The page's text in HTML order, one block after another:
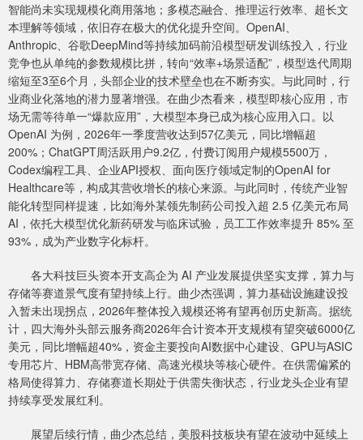
智能尚未实现规模化商用落地；多模态融合、推理运行效率、超长文
本理解等领域，依旧存在极大的优化提升空间。OpenAI、
Anthropic、谷歌DeepMind等持续加码前沿模型研发训练投入，行业
竞争也从单纯的参数规模比拼，转向“效率+场景适配”，模型迭代周期
缩短至3至6个月，头部企业的技术壁垒也在不断夯实。与此同时，行
业商业化落地的潜力显著增强。在曲少杰看来，模型即核心应用，市
场无需等待单一“爆款应用”，大模型本身已成为核心应用入口。以
OpenAI 为例，2026年一季度营收达到57亿美元，同比增幅超
200%；ChatGPT周活跃用户9.2亿，付费订阅用户规模5500万，
Codex编程工具、企业API授权、面向医疗领域定制的OpenAI for
Healthcare等，构成其营收增长的核心来源。与此同时，传统产业智
能化转型同样提速，比如海外某领先制药公司投入超 2.5 亿美元布局
AI，依托大模型优化新药研发与临床试验，员工工作效率提升 85% 至
93%，成为产业数字化标杆。
各大科技巨头资本开支高企为 AI 产业发展提供坚实支撑，算力与
存储等赛道景气度有望持续上行。曲少杰强调，算力基础设施建设投
入暂未出现拐点，2026年整体投入规模还将有望再创历史新高。据统
计，四大海外头部云服务商2026年合计资本开支规模有望突破6000亿
美元，同比增幅超40%，资金主要投向AI数据中心建设、GPU与ASIC
专用芯片、HBM高带宽存储、高速光模块等核心硬件。在供需偏紧的
格局使得算力、存储赛道长期处于供需失衡状态，行业龙头企业有望
持续享受发展红利。
展望后续行情，曲少杰总结，美股科技板块有望在波动中延续上